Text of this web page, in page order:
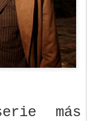
más